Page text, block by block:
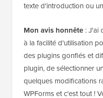
texte d'introduction ou
Mon avis honnête : J'ai
à la facilité d'utilisation
des plugins gonflés et
plugin, de sélectionner
quelques modifications
WPForms et c'est tout !